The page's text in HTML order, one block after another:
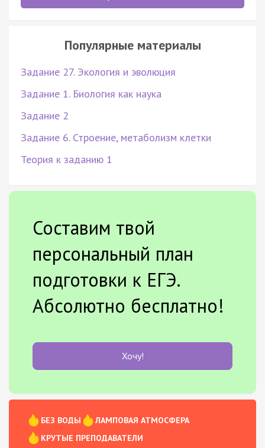
Популярные материалы
Задание 27. Экология и эволюция
Задание 1. Биология как наука
Задание 2
Задание 6. Строение, метаболизм клетки
Теория к заданию 1
Составим твой
персональный план
подготовки к ЕГЭ.
Абсолютно бесплатно!
Хочу!
БЕЗ ВОДЫ
ЛАМПОВАЯ АТМОСФЕРА
КРУТЫЕ ПРЕПОДАВАТЕЛИ